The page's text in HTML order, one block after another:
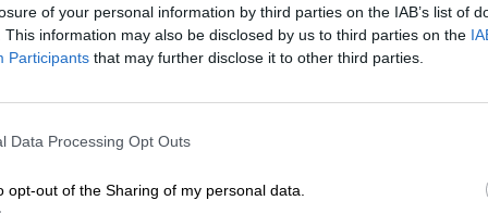
of your personal information by third parties on the IAB’s list of
This information may also be disclosed by us to third parties on the
Participants that may further disclose it to other third parties.
Data Processing Opt Outs
opt-out of the Sharing of my personal data.
Parla, Torrejón de Ardoz, Alcalá de
Madrid. A pesar de que estas medidas tienen
en el
tipo de sanciónhasta que no sean
momento,los controles solo serán
madrileños se verán afectados